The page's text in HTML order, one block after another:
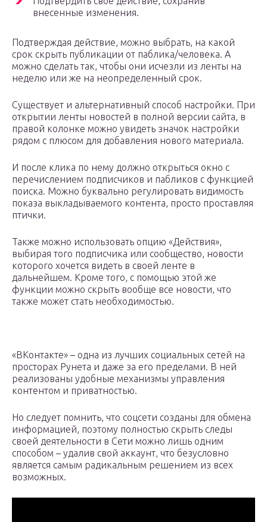
внесенные изменения.
Подтверждая действие, можно выбрать, на какой
срок скрыть публикации от паблика/человека. А
можно сделать так, чтобы они исчезли из ленты на
неделю или же на неопределенный срок.
Существует и альтернативный способ настройки. При
открытии ленты новостей в полной версии сайта, в
правой колонке можно увидеть значок настройки
рядом с плюсом для добавления нового материала.
И после клика по нему должно открыться окно с
перечислением подписчиков и пабликов с функцией
поиска. Можно буквально регулировать видимость
показа выкладываемого контента, просто проставляя
птички.
Также можно использовать опцию «Действия»,
выбирая того подписчика или сообщество, новости
которого хочется видеть в своей ленте в
дальнейшем. Кроме того, с помощью этой же
функции можно скрыть вообще все новости, что
также может стать необходимостью.
«ВКонтакте» – одна из лучших социальных сетей на
просторах Рунета и даже за его пределами. В ней
реализованы удобные механизмы управления
контентом и приватностью.
Но следует помнить, что соцсети созданы для обмена
информацией, поэтому полностью скрыть следы
своей деятельности в Сети можно лишь одним
способом – удалив свой аккаунт, что безусловно
является самым радикальным решением из всех
возможных.